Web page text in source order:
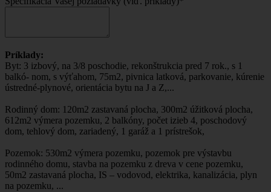
Príklady:
Byt: 3 izbový, na 3/8 poschodie, rekonštrukcia pred 7 rok., s 1
balkó- nom, s výťahom, 75m2, pivnica latková, parkovanie, kúrenie
ústredné-plynové, orientácia bytu na J a Z,...
Rodinný dom: 120m2 zastavaná plocha, 300m2 úžitková plocha,
612m2 výmera pozemku, 2 balkóny, počet izieb 4, poschodový
dom, tehlový dom, zariadený, 1 garáž a 1 prístrešok,
Pozemok: 530m2 výmera pozemku, pozemok pre výstavbu
rodinného domu, stavba na pozemku z dreva v cene pozemku,
50m2 zastavaná plocha, IS – vodovod, elektrika, kanalizácia, plyn
na pozemku, ...